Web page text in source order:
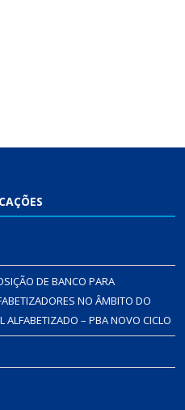
DE BANCO PARA
NO ÂMBITO DO
ALFABETIZADO – PBA NOVO CICLO